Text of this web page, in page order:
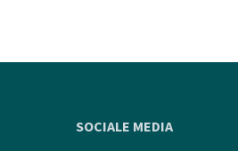
SOCIALE MEDIA